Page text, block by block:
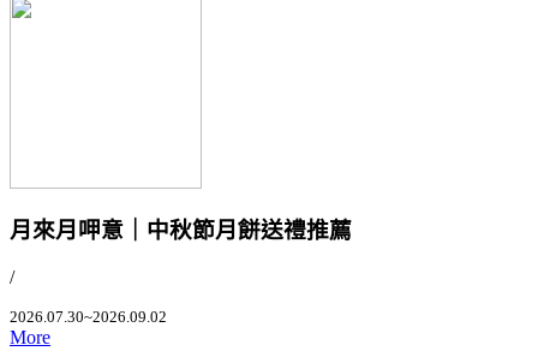
月來月呷意｜中秋節月餅送禮推薦
/
2026.07.30~2026.09.02
More